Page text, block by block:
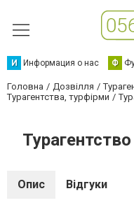
И Информация о нас Ф
Головна Дозвілля
Турагентства, турфірми
Опис Відгуки